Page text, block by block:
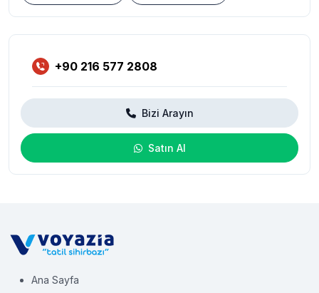
+90 216 577 2808
Bizi Arayın
Satın Al
Ana Sayfa